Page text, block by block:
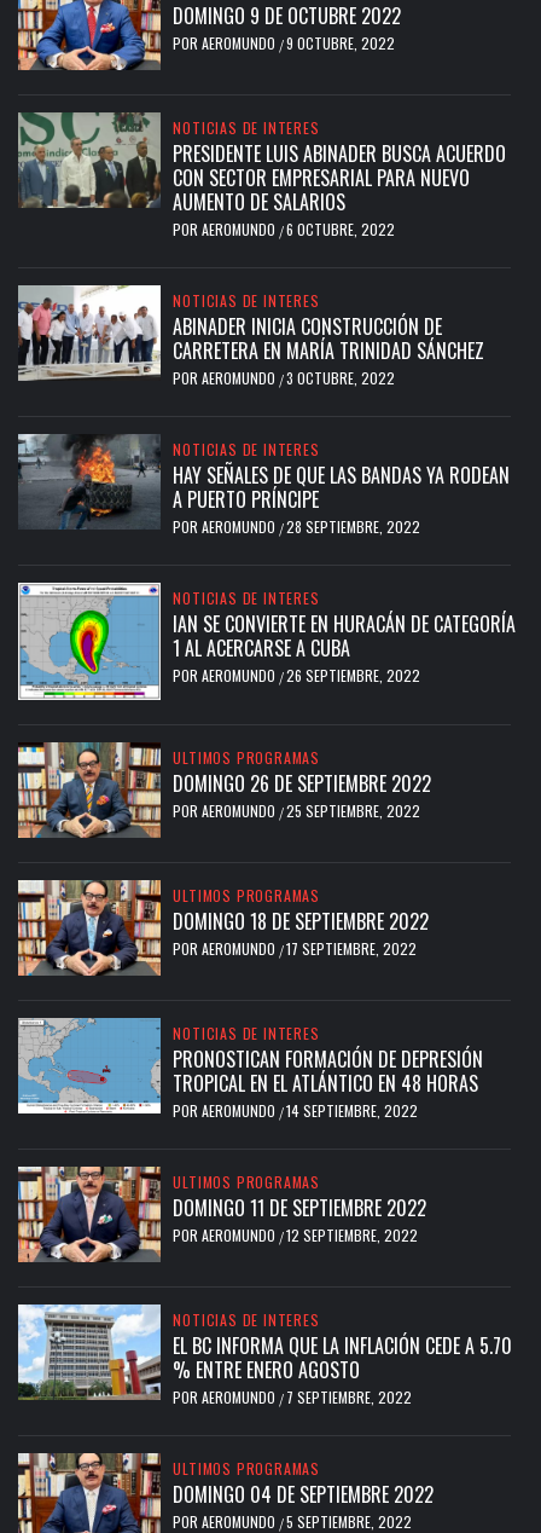
DOMINGO 9 DE OCTUBRE 2022
POR AEROMUNDO /9 OCTUBRE, 2022
NOTICIAS DE INTERES
PRESIDENTE LUIS ABINADER BUSCA ACUERDO
CON SECTOR EMPRESARIAL PARA NUEVO
AUMENTO DE SALARIOS
POR AEROMUNDO /6 OCTUBRE, 2022
NOTICIAS DE INTERES
ABINADER INICIA CONSTRUCCIÓN DE
CARRETERA EN MARÍA TRINIDAD SÁNCHEZ
POR AEROMUNDO /3 OCTUBRE, 2022
NOTICIAS DE INTERES
HAY SEÑALES DE QUE LAS BANDAS YA RODEAN
A PUERTO PRÍNCIPE
POR AEROMUNDO /28 SEPTIEMBRE, 2022
NOTICIAS DE INTERES
IAN SE CONVIERTE EN HURACÁN DE CATEGORÍA
1 AL ACERCARSE A CUBA
POR AEROMUNDO /26 SEPTIEMBRE, 2022
ULTIMOS PROGRAMAS
DOMINGO 26 DE SEPTIEMBRE 2022
POR AEROMUNDO /25 SEPTIEMBRE, 2022
ULTIMOS PROGRAMAS
DOMINGO 18 DE SEPTIEMBRE 2022
POR AEROMUNDO /17 SEPTIEMBRE, 2022
NOTICIAS DE INTERES
PRONOSTICAN FORMACIÓN DE DEPRESIÓN
TROPICAL EN EL ATLÁNTICO EN 48 HORAS
POR AEROMUNDO /14 SEPTIEMBRE, 2022
ULTIMOS PROGRAMAS
DOMINGO 11 DE SEPTIEMBRE 2022
POR AEROMUNDO /12 SEPTIEMBRE, 2022
NOTICIAS DE INTERES
EL BC INFORMA QUE LA INFLACIÓN CEDE A 5.70
% ENTRE ENERO AGOSTO
POR AEROMUNDO / 7 SEPTIEMBRE, 2022
ULTIMOS PROGRAMAS
DOMINGO 04 DE SEPTIEMBRE 2022
POR AEROMUNDO /5 SEPTIEMBRE, 2022